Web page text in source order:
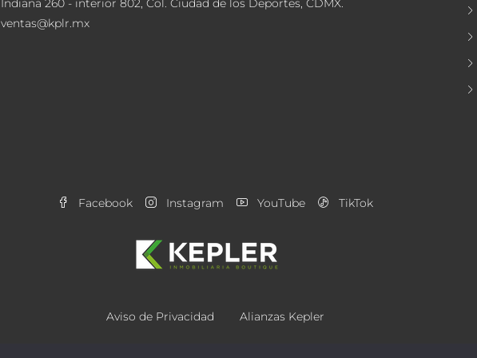
Indiana 260 - interior 802, Col. Ciudad de los Deportes, CDMX.
ventas@kplr.mx
Facebook Instagram YouTube TikTok
Aviso de Privacidad Alianzas Kepler